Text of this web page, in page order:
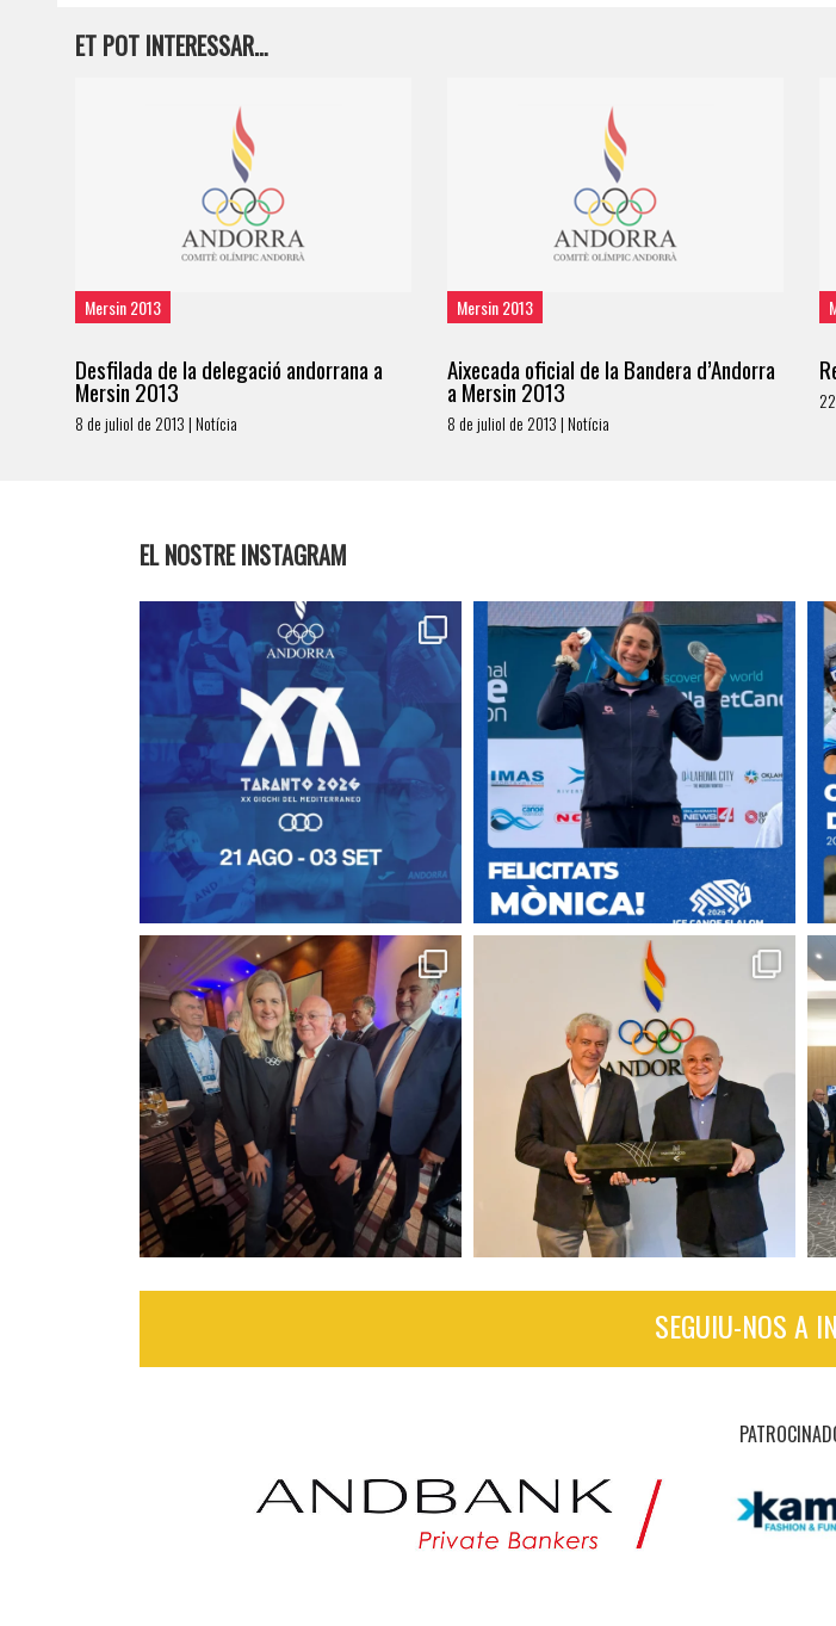
ET POT INTERESSAR…
Mersin 2013
Desfilada de la delegació andorrana a
Mersin 2013
8 de juliol de 2013 | Notícia
Mersin 2013
Aixecada oficial de la Bandera d’Andorra
a Mersin 2013
8 de juliol de 2013 | Notícia
EL NOSTRE INSTAGRAM
SEGUIU-NOS A